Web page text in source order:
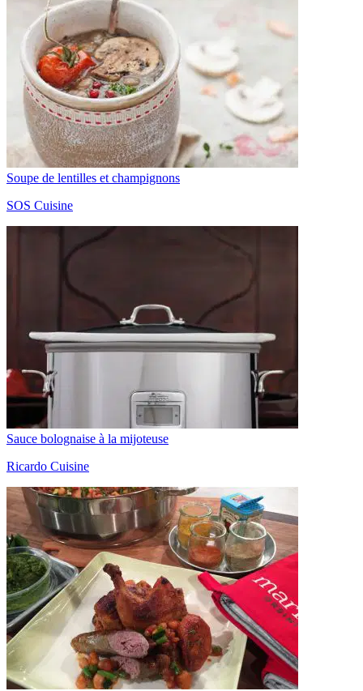
Soupe de lentilles et champignons
SOS Cuisine
Sauce bolognaise à la mijoteuse
Ricardo Cuisine